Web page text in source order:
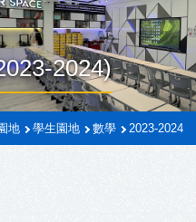
2024)
地 學生園地 數學 2023-2024